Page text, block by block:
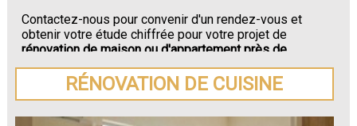
Contactez-nous pour convenir d'un rendez-vous et
obtenir votre étude chiffrée pour votre projet de
rénovation de maison ou d'appartement près de
Arleux-en-Gohelle.
RÉNOVATION DE CUISINE